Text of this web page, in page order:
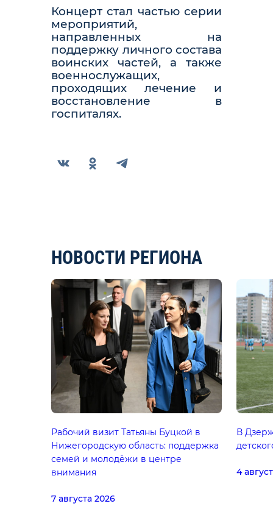
Концерт стал частью серии
мероприятий,
направленных на
поддержку личного состава
воинских частей, а также
военнослужащих,
проходящих лечение и
восстановление в
госпиталях.
НОВОСТИ РЕГИОНА
Рабочий визит Татьяны Буцкой в
Нижегородскую область: поддержка
семей и молодёжи в центре
внимания
7 августа 2026
В
4